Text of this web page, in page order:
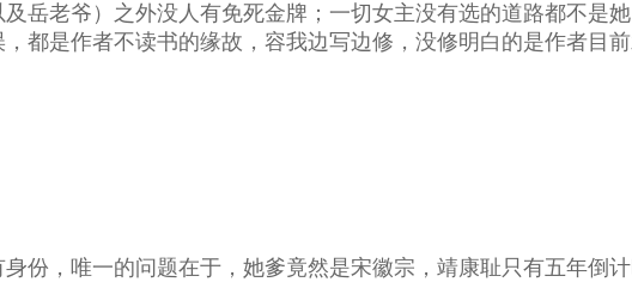
岳老爷）之外没人有免死金牌；一切女主没有选的道路都不是
都是作者不读书的缘故，容我边写边修，没修明白的是作者目
份，唯一的问题在于，她爹竟然是宋徽宗，靖康耻只有五年倒